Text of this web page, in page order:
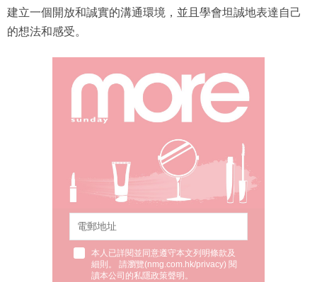
建立一個開放和誠實的溝通環境，並且學會坦誠地表達自己
的想法和感受。
本人已詳閱並同意遵守本文列明條款及
細則。 請瀏覽(nmg.com.hk/privacy) 閱
讀本公司的私隱政策聲明。